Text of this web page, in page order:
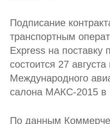
Подписание
транспортным
Express на поставку
состоится 27
Международного
салона МАКС-2015 в
По данным